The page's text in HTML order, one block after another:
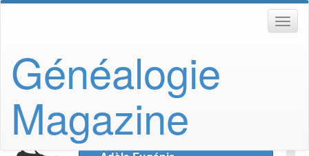
Généalogie
Magazine